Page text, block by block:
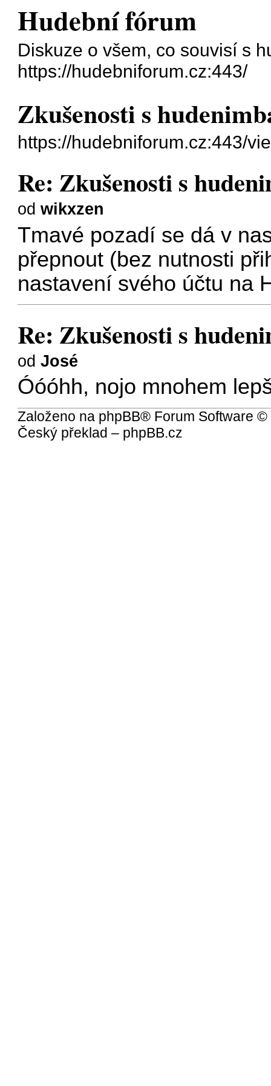
Hudební fórum
Diskuze o všem, co souvisí s
https://hudebniforum.cz:443/
Zkušenosti s
https://hudebniforum.cz:443/
Re: Zkušenosti s
odwikxzen
Tmavé pozadí se dá v
přepnout (bez nutnosti
nastavení svého účtu na
Re: Zkušenosti s
odJosé
Óóóhh, nojo mnohem
Založeno na phpBB® Forum Software ©
Český překlad – phpBB.cz